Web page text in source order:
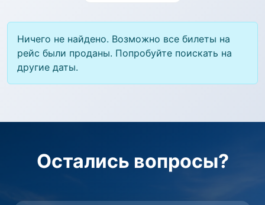
Ничего не найдено. Возможно все билеты на
рейс были проданы. Попробуйте поискать на
другие даты.
Остались вопросы?